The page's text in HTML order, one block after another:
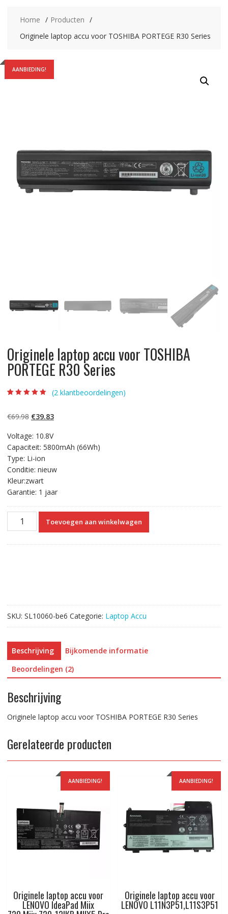
Home
Producten
Originele laptop accu voor TOSHIBA PORTEGE R30 Series
AANBIEDING!
Originele laptop accu voor TOSHIBA
PORTEGE R30 Series
gebaseerd op
klantbeoordelinge
(2 klantbeoordelingen)
€69.98 Oorspronkelijke
was:
€69.98.
€39.83Huidige
€39.83.
Voltage: 10.8V
Capaciteit: 5800mAh (66Wh)
Type: Li-ion
Conditie: nieuw
Kleur:zwart
Garantie: 1 jaar
Originele
aantal
Toevoegen aan winkelwagen
SKU: SL10060-be6 Categorie: Laptop Accu
Beschrijving
Bijkomende informatie
Beoordelingen (2)
Beschrijving
Originele laptop accu voor TOSHIBA PORTEGE R30 Series
Gerelateerde producten
AANBIEDING!
Originele laptop accu voor
LENOVO IdeaPad Miix
AANBIEDING!
Originele laptop accu voor
LENOVO L11N3P51,L11S3P51